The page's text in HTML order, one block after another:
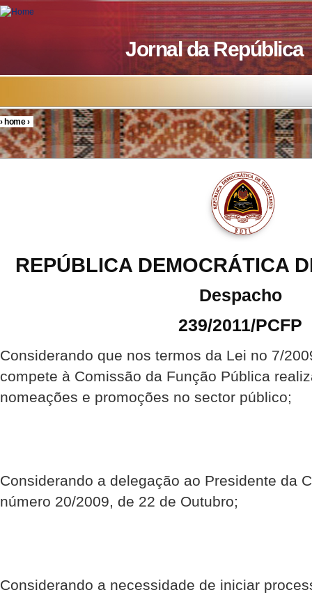
Skip to main content
Jornal da República
You are here
›home›
REPÚBLICA DEMOCRÁTICA
Despacho
239/2011/PCFP
Considerando que nos termos da Lei no 7/
compete à Comissão da Função Pública
nomeações e promoções no sector público;
Considerando a delegação ao Presidente da
número 20/2009, de 22 de Outubro;
Considerando a necessidade de iniciar